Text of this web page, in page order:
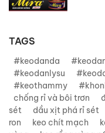
TAGS
#keodanda
#keodanlysu
#keothammy
chống rỉ và bôi trơn
sét
dầu xịt phá rỉ sét
ron
keo chít mạch